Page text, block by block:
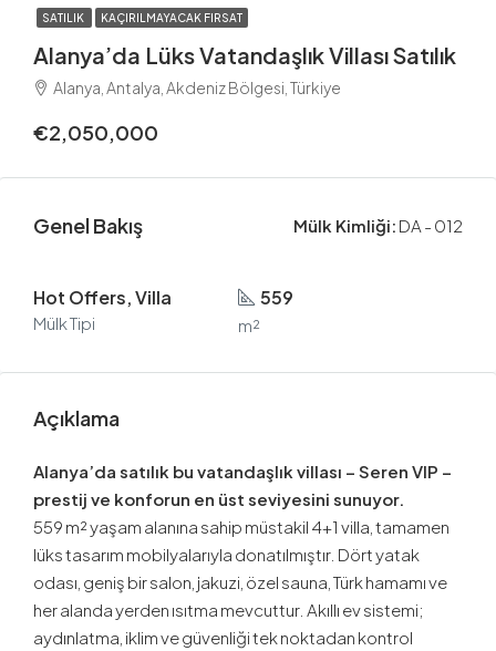
SATILIK KAÇIRILMAYACAK FIRSAT
Alanya’da Lüks Vatandaşlık Villası Satılık
Alanya, Antalya, Akdeniz Bölgesi, Türkiye
€2,050,000
Genel Bakış Mülk Kimliği: DA - 012
Hot Offers, Villa
Mülk Tipi
559
m²
Açıklama
Alanya’da satılık bu vatandaşlık villası – Seren VIP –
prestij ve konforun en üst seviyesini sunuyor.
559 m² yaşam alanına sahip müstakil 4+1 villa, tamamen
lüks tasarım mobilyalarıyla donatılmıştır. Dört yatak
odası, geniş bir salon, jakuzi, özel sauna, Türk hamamı ve
her alanda yerden ısıtma mevcuttur. Akıllı ev sistemi;
aydınlatma, iklim ve güvenliği tek noktadan kontrol